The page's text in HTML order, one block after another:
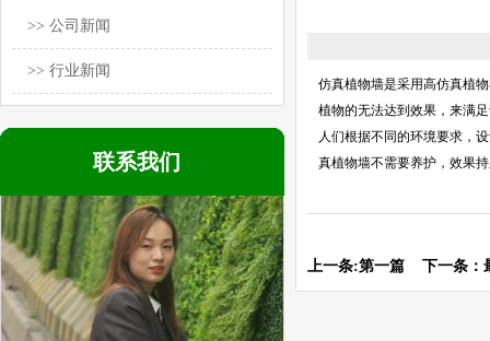
>> 公司新闻
>> 行业新闻
联系我们
仿真植物墙是采用高仿真植
植物的无法达到效果，来满
人们根据不同的环境要求，
真植物墙不需要养护，效果
上一条:第一篇 下一条：